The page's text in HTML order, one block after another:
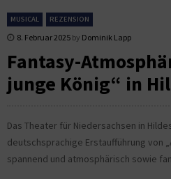
MUSICAL REZENSION
8. Februar 2025 by Dominik Lapp
Fantasy-
junge König“ in
Das Theater für Niedersachsen in
deutschsprachige Erstaufführung von
spannend und atmosphärisch sowie